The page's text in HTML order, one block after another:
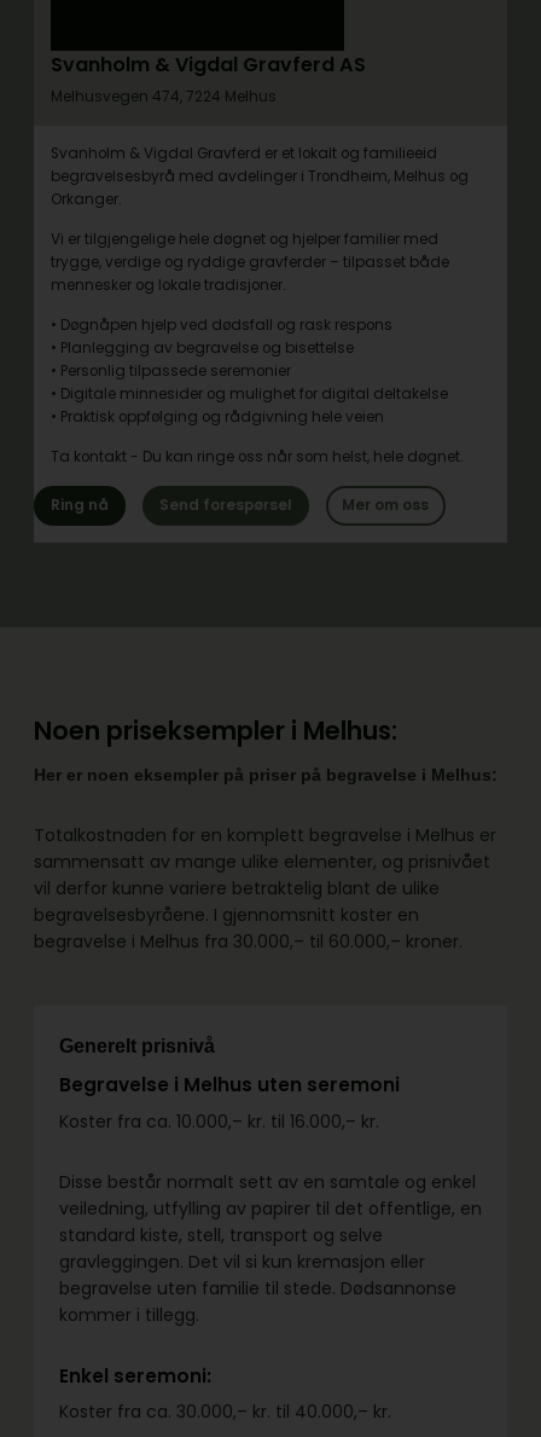
Svanholm & Vigdal Gravferd AS
Melhusvegen 474, 7224 Melhus
Svanholm & Vigdal Gravferd er et lokalt og familieeid
begravelsesbyrå med avdelinger i Trondheim, Melhus og
Orkanger.
Vi er tilgjengelige hele døgnet og hjelper familier med
trygge, verdige og ryddige gravferder – tilpasset både
mennesker og lokale tradisjoner.
• Døgnåpen hjelp ved dødsfall og rask respons
• Planlegging av begravelse og bisettelse
• Personlig tilpassede seremonier
• Digitale minnesider og mulighet for digital deltakelse
• Praktisk oppfølging og rådgivning hele veien
Ta kontakt - Du kan ringe oss når som helst, hele døgnet.
Ring nå Send forespørsel Mer om oss
Noen priseksempler i Melhus:
Her er noen eksempler på priser på begravelse i Melhus:
Totalkostnaden for en komplett begravelse i Melhus er
sammensatt av mange ulike elementer, og prisnivået
vil derfor kunne variere betraktelig blant de ulike
begravelsesbyråene. I gjennomsnitt koster en
begravelse i Melhus fra 30.000,– til 60.000,– kroner.
Generelt prisnivå
Begravelse i Melhus uten seremoni
Koster fra ca. 10.000,– kr. til 16.000,– kr.
Disse består normalt sett av en samtale og enkel
veiledning, utfylling av papirer til det offentlige, en
standard kiste, stell, transport og selve
gravleggingen. Det vil si kun kremasjon eller
begravelse uten familie til stede. Dødsannonse
kommer i tillegg.
Enkel seremoni:
Koster fra ca. 30.000,– kr. til 40.000,– kr.